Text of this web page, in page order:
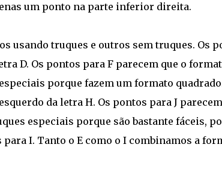
um ponto na parte inferior direita.
usando truques e outros sem truques. Os
D. Os pontos para F parecem que o
porque fazem um formato
da letra H. Os pontos para J
especiais porque são bastante fáceis,
I. Tanto o E como o I combinamos a